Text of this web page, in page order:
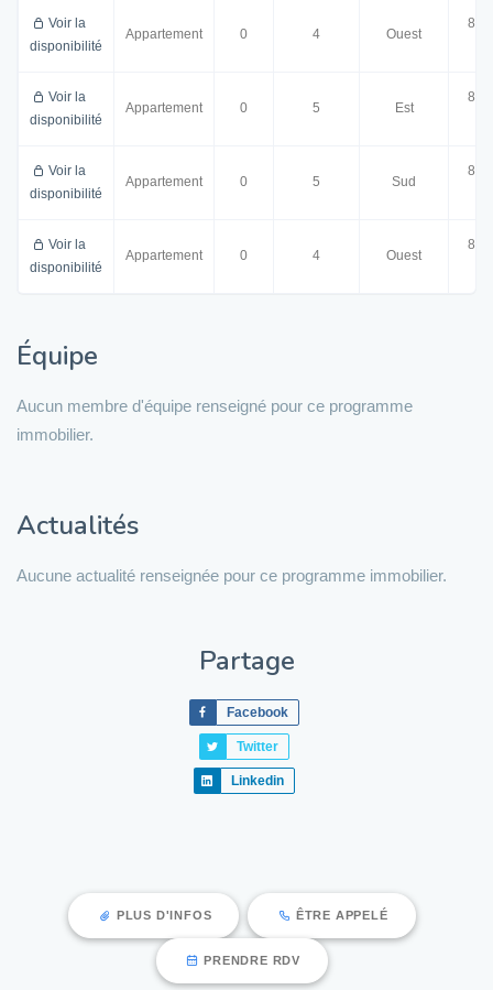
Voir la
disponibilité
Appartement 0 4 Ouest
Voir la
disponibilité
Appartement 0 5 Est
Voir la
disponibilité
Appartement 0 5 Sud
Voir la
disponibilité
Appartement 0 4 Ouest
Équipe
Aucun membre d'équipe renseigné pour ce programme
immobilier.
Actualités
Aucune actualité renseignée pour ce programme immobilier.
Partage
Facebook
Twitter
Linkedin
PLUS D'INFOS ÊTRE APPELÉ
PRENDRE RDV